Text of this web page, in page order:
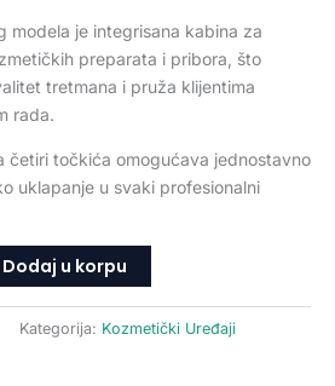
modela je integrisana kabina za
preparata i pribora, što
tretmana i pruža klijentima
rada.
četiri točkića omogućava jednostavno
uklapanje u svaki profesionalni
Dodaj u korpu
Kategorija: Kozmetički Uređaji